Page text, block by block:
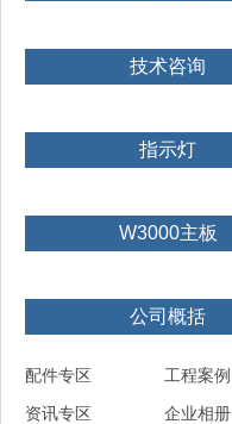
技术咨询
指示灯
W3000主板
公司概括
配件专区
工程案例
资讯专区
企业相册